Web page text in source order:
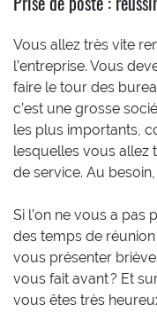
Vous allez très vite
l’entreprise. Vous
faire le tour des
c’est une grosse
les plus importants,
lesquelles vous allez
de service. Au
Si l’on ne vous a
des temps de
vous présenter
vous fait avant ? Et
vous êtes très